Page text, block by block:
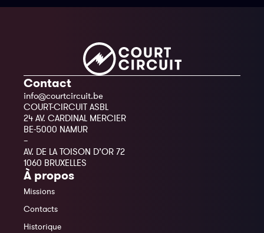
Contact
info@courtcircuit.be
COURT-CIRCUIT ASBL
24 AV. CARDINAL MERCIER
BE-5000 NAMUR
–
AV. DE LA TOISON D’OR 72
1060 BRUXELLES
À propos
Missions
Contacts
Historique